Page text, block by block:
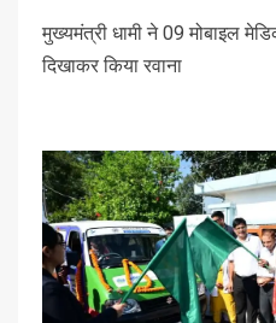
मुख्यमंत्री धामी ने 09 मोबाइल
दिखाकर किया रवाना